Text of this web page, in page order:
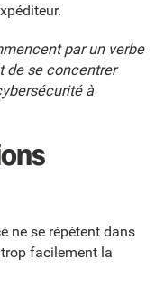
par un verbe
de se concentrer
à
ne se répètent dans
facilement la